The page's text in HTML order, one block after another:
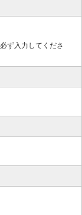
ず入力してくださ